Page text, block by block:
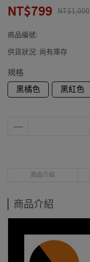
NT$799 NT$1,000
商品編號:
供貨狀況: 尚有庫存
規格
黑橘色
黑紅色
商品介紹
商品介紹